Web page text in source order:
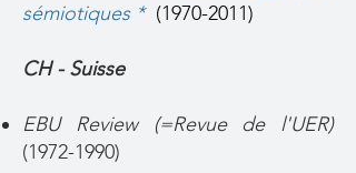
sémiotiques * (1970-2011)
​CH - Suisse
EBU Review (=Revue de l'UER)
(1972-1990)